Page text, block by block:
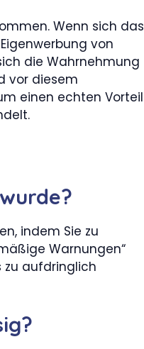
Wenn sich das
von
die Wahrnehmung
vor diesem
einen echten Vorteil
indem Sie zu
Warnungen“
zu aufdringlich